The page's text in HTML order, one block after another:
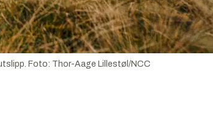
Foto: Thor-Aage Lillestøl/NCC